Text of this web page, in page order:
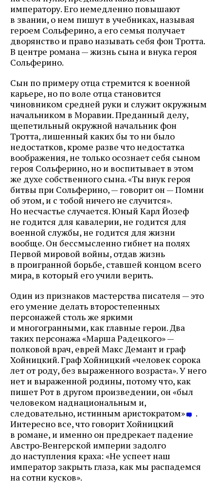
императору. Его немедленно повышают
в звании, о нем пишут в учебниках, называя
героем Сольферино, а его семья получает
дворянство и право называть себя фон Тротта.
В центре романа — жизнь сына и внука героя
Сольферино.
Сын по примеру отца стремится к военной
карьере, но по воле отца становится
чиновником средней руки и служит окружным
начальником в Моравии. Преданный делу,
щепетильный окружной начальник фон
Тротта, лишенный каких бы то ни было
недостатков, кроме разве что недостатка
воображения, не только осознает себя сыном
героя Сольферино, но и воспитывает в этом
же духе собственного сына. «Ты внук героя
битвы при Сольферино, — говорит он — Помни
об этом, и с тобой ничего не случится».
Но несчастье случается. Юный Карл Йозеф
не годится для кавалерии, не годится для
военной службы, не годится для жизни
вообще. Он бессмысленно гибнет на полях
Первой мировой войны, отдав жизнь
в проигранной борьбе, ставшей концом всего
мира, в который его учили верить.
Один из признаков мастерства писателя — это
его умение делать второстепенных
персонажей столь же яркими
и многогранными, как главные герои. Два
таких персонажа «Марша Радецкого» —
полковой врач, еврей Макс Демант и граф
Хойницкий. Граф Хойницкий «человек сорока
лет от роду, без выраженного возраста». У него
нет и выраженной родины, потому что, как
пишет Рот в другом произведении, он «был
человеком наднациональным и,
следовательно, истинным аристократом»
.
Интересно все, что говорит Хойницкий
в романе, и именно он предрекает падение
Австро‑Венгерской империи задолго
до наступления краха: «Не успеет наш
император закрыть глаза, как мы распадемся
на сотни кусков».